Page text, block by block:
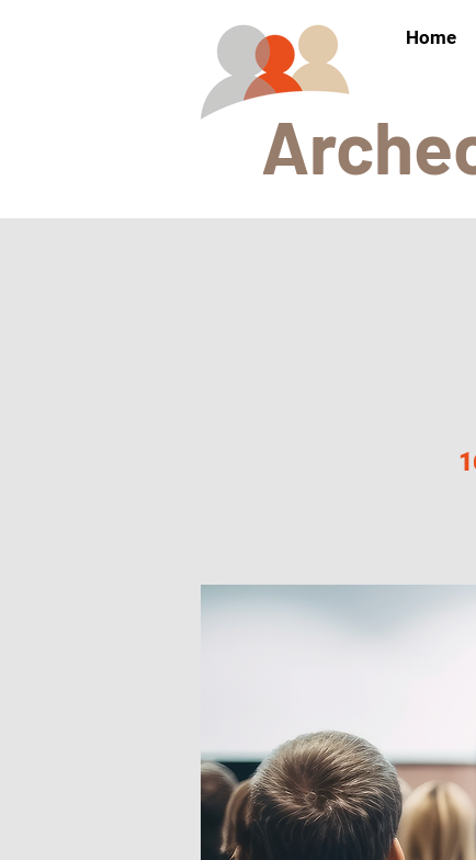
Home
Arch